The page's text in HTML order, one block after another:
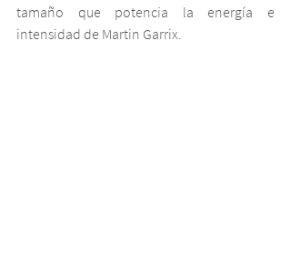
tamaño que potencia la energía e
intensidad de Martin Garrix.